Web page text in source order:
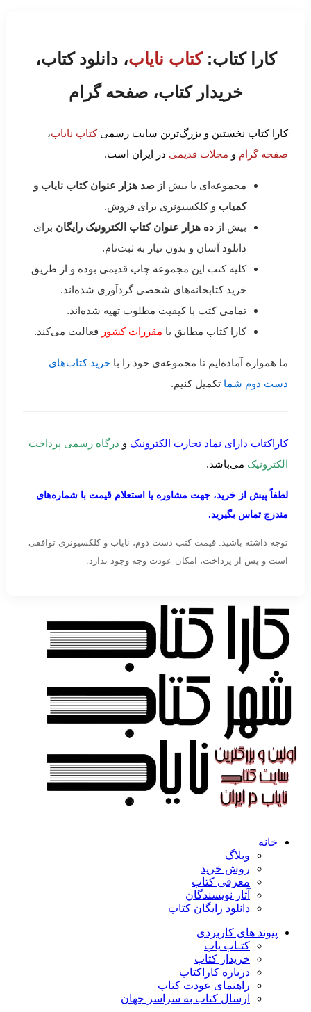
کارا کتاب:کتاب نایاب، دانلود کتاب،
خریدار کتاب، صفحه گرام
کارا کتاب نخستین و بزرگ‌ترین سایت رسمیکتاب نایاب،
صفحه گرام و مجلات قدیمی در ایران است.
مجموعه‌ای با بیش از صد هزار عنوان کتاب نایاب و
کمیاب و کلکسیونری برای فروش.
بیش از ده هزار عنوان کتاب الکترونیک رایگان برای
دانلود آسان و بدون نیاز به ثبت‌نام.
کلیه کتب این مجموعه چاپ قدیمی بوده و از طریق
خرید کتابخانه‌های شخصی گردآوری شده‌اند.
تمامی کتب با کیفیت مطلوب تهیه شده‌اند.
کارا کتاب مطابق با مقررات کشور فعالیت می‌کند.
ما همواره آماده‌ایم تا مجموعه‌ی خود را با خرید کتاب‌های
دست دوم شما تکمیل کنیم.
کاراکتاب دارای نماد تجارت الکترونیک و درگاه رسمی پرداخت
الکترونیک می‌باشد.
لطفاً پیش از خرید، جهت مشاوره یا استعلام قیمت با شماره‌های
مندرج تماس بگیرید.
توجه داشته باشید: قیمت کتب دست دوم، نایاب و کلکسیونری توافقی
است و پس از پرداخت، امکان عودت وجه وجود ندارد.
خانه
وبلاگ
روش خرید
معرفی کتاب
آثار نویسندگان
دانلود رایگان کتاب
پیوند های کاربردی
کتـاب یاب
خریدار کتاب
درباره کاراکتاب
راهنمای عودت کتاب
ارسال کتاب به سراسر جهان